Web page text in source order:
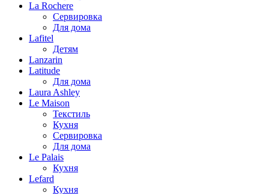
La Rochere
Сервировка
Для дома
Lafitel
Детям
Lanzarin
Latitude
Для дома
Laura Ashley
Le Maison
Текстиль
Кухня
Сервировка
Для дома
Le Palais
Кухня
Lefard
Кухня